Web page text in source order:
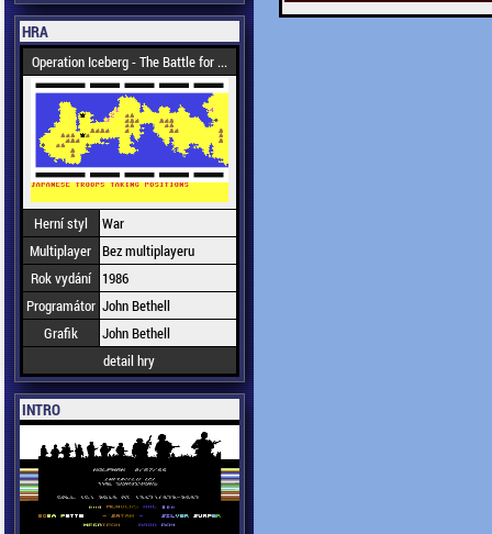
HRA
Operation Iceberg - The Battle for ...
Herní styl
War
Multiplayer Bez multiplayeru
Rok vydání
1986
Programátor John Bethell
Grafik
John Bethell
detail hry
INTRO